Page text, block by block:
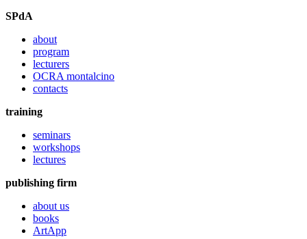
SPdA
about
program
lecturers
OCRA montalcino
contacts
training
seminars
workshops
lectures
publishing firm
about us
books
ArtApp